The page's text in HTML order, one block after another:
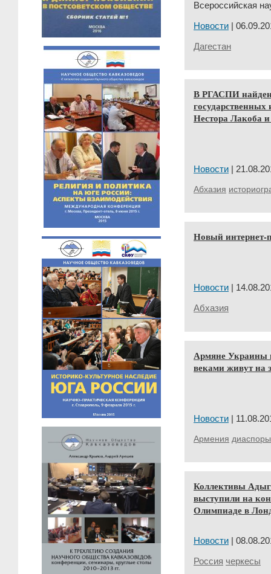
Всероссийская
Новости |
Дагестан
В РГАСПИ
государственных
Нестора Лакоба
Новости |
Абхазия
Новый интернет-
Новости |
Абхазия
Армяне Украины
веками живут на
Новости |
Армения диаспоры
Коллективы
выступили на
Олимпиаде в
Новости |
Россия черкесы